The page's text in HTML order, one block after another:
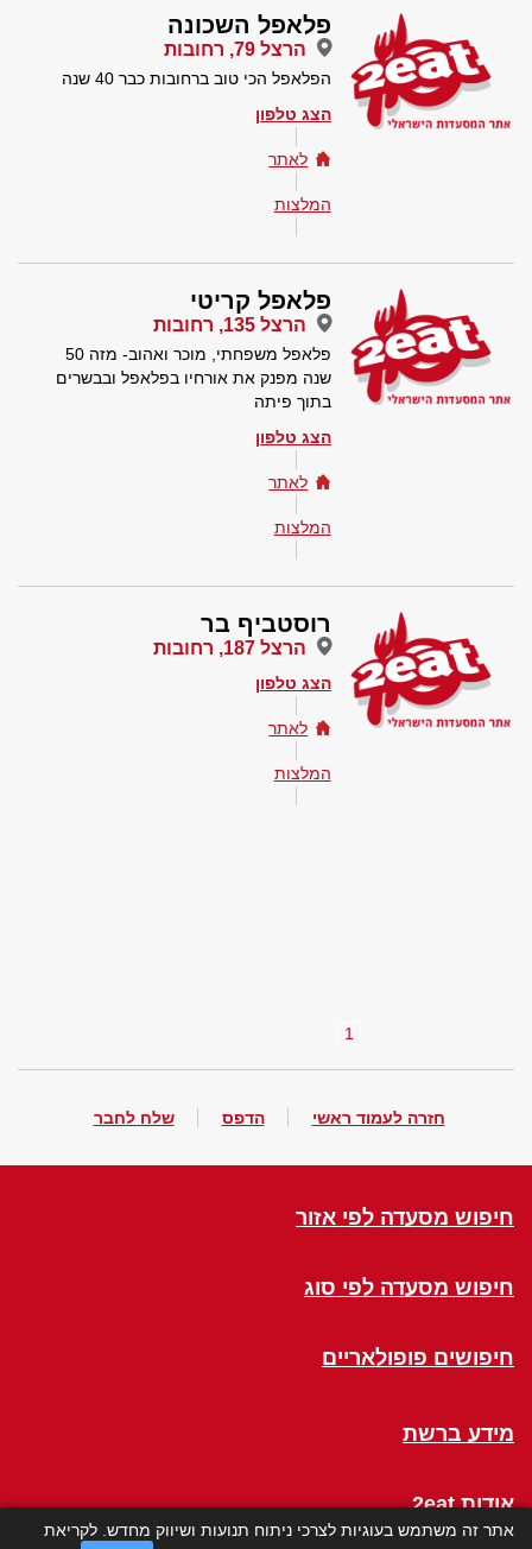
פלאפל השכונה
הרצל 79, רחובות
הפלאפל הכי טוב ברחובות כבר 40 שנה
הצג טלפון
לאתר
המלצות
פלאפל קריטי
הרצל 135, רחובות
פלאפל משפחתי, מוכר ואהוב- מזה 50
שנה מפנק את אורחיו בפלאפל ובבשרים
בתוך פיתה
הצג טלפון
לאתר
המלצות
רוסטביף בר
הרצל 187, רחובות
הצג טלפון
לאתר
המלצות
1
חזרה לעמוד ראשי הדפס שלח לחבר
חיפוש מסעדה לפי אזור
חיפוש מסעדה לפי סוג
חיפושים פופולאריים
מידע ברשת
אודות 2eat
אתר זה משתמש בעוגיות לצרכי ניתוח תנועות ושיווק מחדש. לקריאת